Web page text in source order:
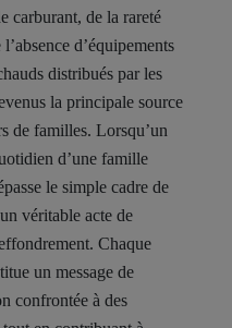
carburant, de la rareté
d’équipements
distribués par les
la principale source
de familles. Lorsqu’un
d’une famille
le simple cadre de
véritable acte de
Chaque
un message de
confrontée à des